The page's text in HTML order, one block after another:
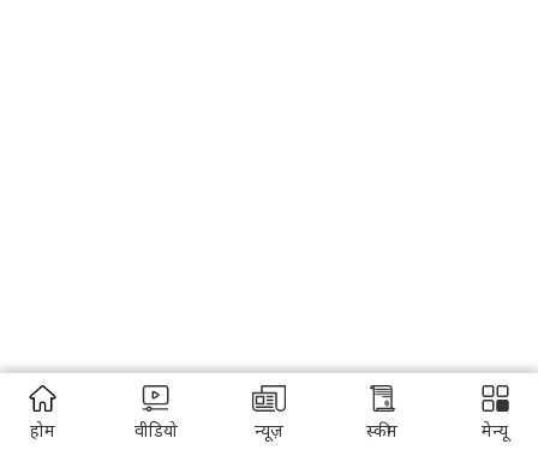
होम वीडियो न्यूज़ स्कीम मेन्यू